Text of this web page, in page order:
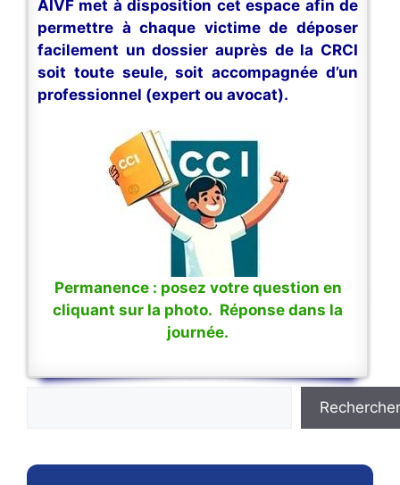
AIVF met à disposition cet espace afin de
permettre à chaque victime de déposer
facilement un dossier auprès de la CRCI
soit toute seule, soit accompagnée d’un
professionnel (expert ou avocat).
Permanence : posez votre question en
cliquant sur la photo. Réponse dans la
journée.
Rechercher